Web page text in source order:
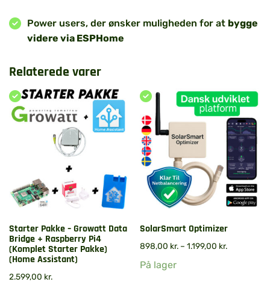
Power users, der ønsker muligheden for at bygge
videre via ESPHome
Relaterede varer
Starter Pakke – Growatt Data
Bridge + Raspberry Pi4
(Komplet Starter Pakke)
(Home Assistant)
2.599,00 kr.
SolarSmart Optimizer
898,00 kr. – 1.199,00 kr.
På lager